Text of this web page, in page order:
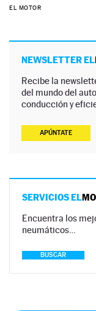
EL MOTOR
NEWSLETTER EL
Recibe la
del mundo del
conducción y
APÚNTATE
SERVICIOS EL
Encuentra los
neumáticos…
BUSCAR